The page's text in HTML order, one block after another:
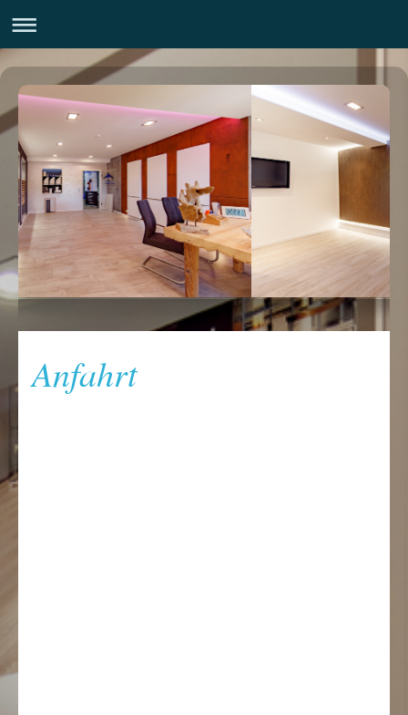
Anfahrt